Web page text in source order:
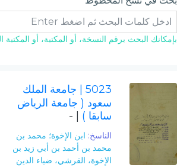
بإمكانك البحث برقم النسخة، أو المكتبة، أو المكتبة
5023
| جامعة الملك
سعود ( جامعة الرياض
سابقا )
| -
الناسخ: ابن الإخوة؛ محمد بن
محمد بن أحمد بن أبي زيد بن
الإخوة، القرشي، ضياء الدين